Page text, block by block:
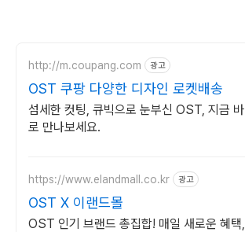
http://m.coupang.com 광고
OST 쿠팡 다양한 디자인 로켓배송
섬세한 컷팅, 큐빅으로 눈부신 OST, 지금 바
로 만나보세요.
https://www.elandmall.co.kr 광고
OST X 이랜드몰
OST 인기 브랜드 총집합! 매일 새로운 혜택,